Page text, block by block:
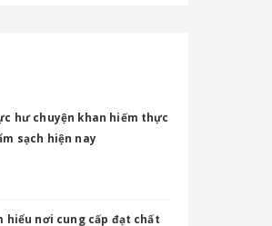
hư chuyện khan hiếm thực
sạch hiện nay
hiểu nơi cung cấp đạt chất